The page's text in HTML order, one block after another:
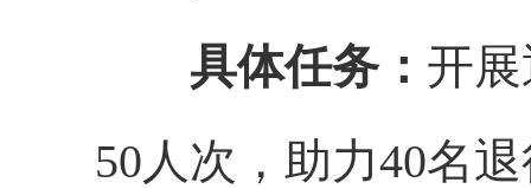
具体任务： 开
50人次，助力40名